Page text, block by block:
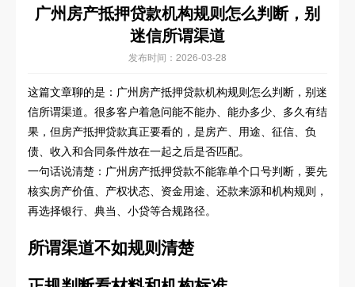
广州房产抵押贷款机构规则怎么判断，别
迷信所谓渠道
发布时间：2026-03-28
这篇文章聊的是：广州房产抵押贷款机构规则怎么判断，别迷
信所谓渠道。很多客户着急问能不能办、能办多少、多久有结
果，但房产抵押贷款真正要看的，是房产、用途、征信、负
债、收入和合同条件放在一起之后是否匹配。
一句话说清楚：广州房产抵押贷款不能靠单个口号判断，要先
核实房产价值、产权状态、资金用途、还款来源和机构规则，
再选择银行、典当、小贷等合规路径。
所谓渠道不如规则清楚